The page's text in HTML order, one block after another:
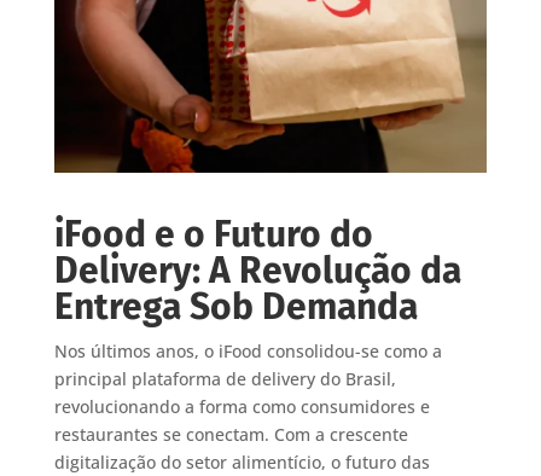
iFood e o Futuro do
Delivery: A Revolução da
Entrega Sob Demanda
Nos últimos anos, o iFood consolidou-se como a
principal plataforma de delivery do Brasil,
revolucionando a forma como consumidores e
restaurantes se conectam. Com a crescente
digitalização do setor alimentício, o futuro das